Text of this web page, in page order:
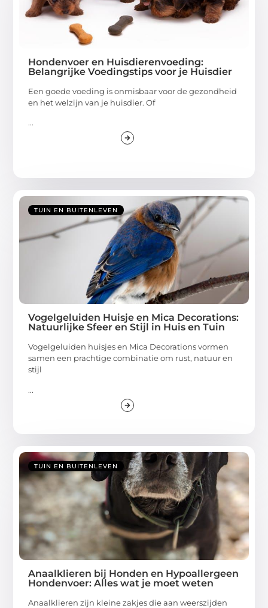
Hondenvoer en Huisdierenvoeding:
Belangrijke Voedingstips voor je Huisdier
Een goede voeding is onmisbaar voor de gezondheid
en het welzijn van je huisdier. Of
...
TUIN EN BUITENLEVEN
Vogelgeluiden Huisje en Mica Decorations:
Natuurlijke Sfeer en Stijl in Huis en Tuin
Vogelgeluiden huisjes en Mica Decorations vormen
samen een prachtige combinatie om rust, natuur en
stijl
...
TUIN EN BUITENLEVEN
Anaalklieren bij Honden en Hypoallergeen
Hondenvoer: Alles wat je moet weten
Anaalklieren zijn kleine zakjes die aan weerszijden